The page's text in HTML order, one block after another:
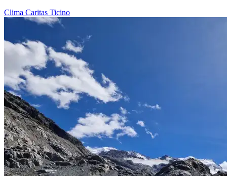
Clima Caritas Ticino